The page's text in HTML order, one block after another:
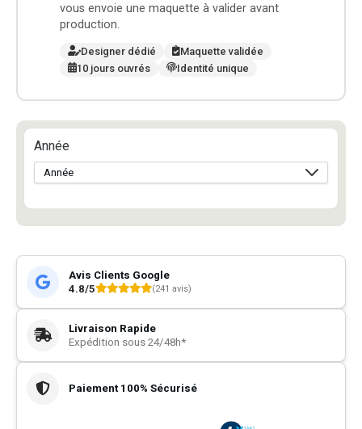
vous envoie une maquette à valider avant
production.
Designer dédié
Maquette validée
10 jours ouvrés
Identité unique
Année
Avis Clients Google
4.8/5
(241 avis)
Livraison Rapide
Expédition sous 24/48h*
Paiement 100% Sécurisé